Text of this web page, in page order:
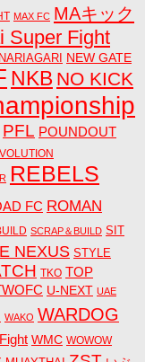
MAX FC MAキック
Super Fight
NARIAGARI NEW GATE
NKB NO KICK
PFL POUNDOUT
REBELS
FC ROMAN
SCRAP＆BUILD SIT
NEXUS STYLE
TKO TOP
U-NEXT UAE
WAKO WARDOG
WMC WOWOW